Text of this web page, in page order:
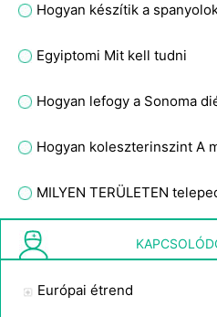
Hogyan készítik a
Egyiptomi Mit kell tudni
Hogyan lefogy a Sonoma
Hogyan koleszterinszint A
Európai étrend